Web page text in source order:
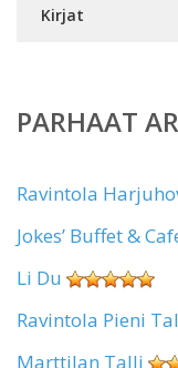
Kirjat
PARHAAT
Ravintola
Jokes’ Buffet &
Li Du
Ravintola Pieni
Marttilan Talli